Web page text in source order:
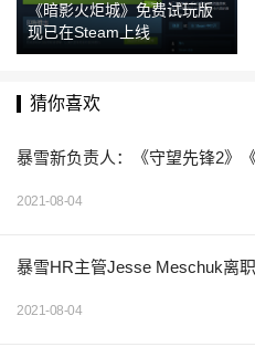
《暗影火炬城》免费试玩版
现已在Steam上线
猜你喜欢
暴雪新负责人：《守望先锋2》
2021-08-04
暴雪HR主管Jesse Meschuk离
2021-08-04